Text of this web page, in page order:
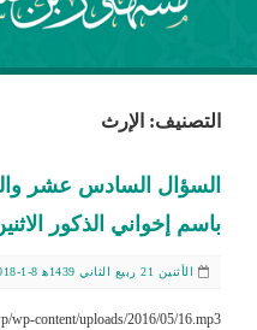
التصنيف: الإرث
السؤال السادس عشر
باسم إخواني الذكور
الأثنين 21 ربيع الثاني 1439ﻫ 8-1-2018م